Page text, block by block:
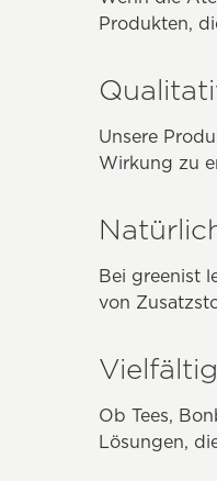
Produkten,
Unsere
Wirkung zu
Bei greenist
von
Ob Tees,
Lösungen,